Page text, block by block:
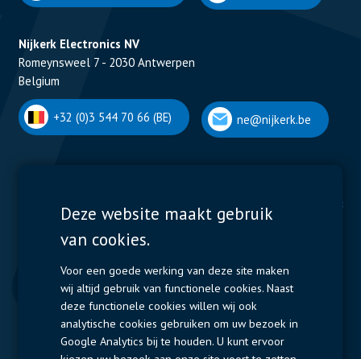
Nijkerk Electronics NV
Romeynsweel 7 - 2030 Antwerpen
Belgium
+32 (0)3 544 70 66 (BE) ne@nijkerk.be
Display Solutions
Displays
Power Solutions
Contactors & Fuses
Measurement
Resistors
Deze website maakt gebruik
van cookies.
Voor een goede werking van deze site maken
wij altijd gebruik van functionele cookies. Naast
deze functionele cookies willen wij ook
analytische cookies gebruiken om uw bezoek in
Google Analytics bij te houden. U kunt ervoor